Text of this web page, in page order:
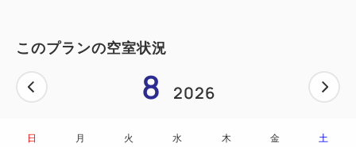
館山自動車道⇒木更津北ICより約10分
■お知らせ
法」に基づき、客室内のアメニティは歯ブラシのみと
このプランの空室状況
8 2026
日 月 火 水 木 金 土